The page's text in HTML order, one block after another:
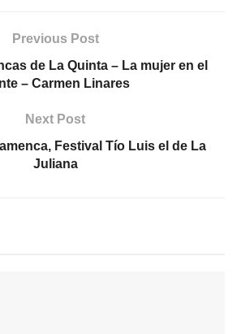
Previous Post
de La Quinta – La mujer en el
– Carmen Linares
Next Post
Festival Tío Luis el de La
Juliana